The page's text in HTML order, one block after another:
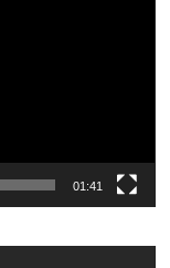
01:41